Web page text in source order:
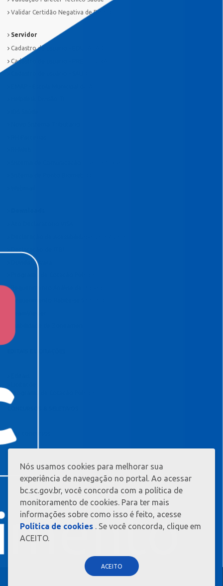
Validar Certidão Negativa de Débitos
Servidor
Cadastro de usuário - EDUCAÇÃO
Cadastro de usuário - PREFEITURA
Dúvidas Alvará
Requerimento Análise de Projetos
Programa de Cotação Pública
Ver concursos
ES
BALNEÁRIO CAMBORIÚ - CAPITAL CATARINENSE DO TURISMO - TODOS OS
Nós usamos cookies para melhorar sua
experiência de navegação no portal. Ao acessar
bc.sc.gov.br, você concorda com a política de
monitoramento de cookies. Para ter mais
informações sobre como isso é feito, acesse
Política de cookies . Se você concorda, clique em
ACEITO.
ACEITO